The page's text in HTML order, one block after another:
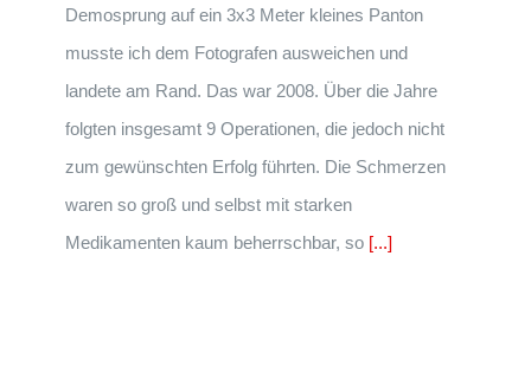
Demosprung auf ein 3x3 Meter kleines Panton
musste ich dem Fotografen ausweichen und
landete am Rand. Das war 2008. Über die Jahre
folgten insgesamt 9 Operationen, die jedoch nicht
zum gewünschten Erfolg führten. Die Schmerzen
waren so groß und selbst mit starken
Medikamenten kaum beherrschbar, so [...]